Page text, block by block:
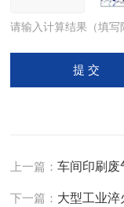
请输入计算结果（填
上一篇：车间印刷废
下一篇： 大型工业淬